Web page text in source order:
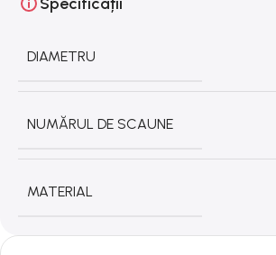
DIAMETRU
NUMĂRUL DE SCAUNE
MATERIAL